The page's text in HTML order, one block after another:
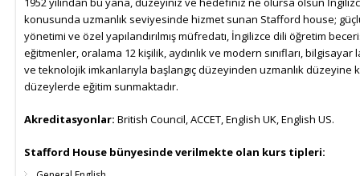
konusunda uzmanlık seviyesinde hizmet sunan Stafford house;
yönetimi ve özel yapılandırılmış müfredatı, İngilizce dili öğretim
eğitmenler, oralama 12 kişilik, aydınlık ve modern sınıfları, bilgisayar
ve teknolojik imkanlarıyla başlangıç düzeyinden uzmanlık düzeyine
düzeylerde eğitim sunmaktadır.
Akreditasyonlar: British Council, ACCET, English UK, English US.
Stafford House bünyesinde verilmekte olan kurs tipleri: